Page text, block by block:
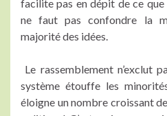
facilite pas en dépit de ce
ne faut pas confondre la
majorité des idées.
Le rassemblement n’exclut
système étouffe les
éloigne un nombre croissant